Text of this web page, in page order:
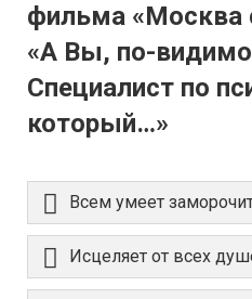
фильма «Москва
«А Вы, по-
Специалист по
который…»
Всем умеет
Исцеляет от всех